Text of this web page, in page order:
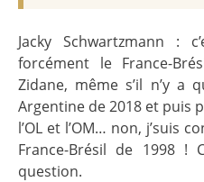
Jacky Schwartzmann
forcément le France-
Zidane, même s’il n’y a
Argentine de 2018 et puis
l’OL et l’OM… non, j’suis
France-Brésil de 1998 !
question.